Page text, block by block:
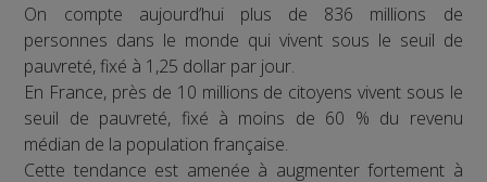
On compte aujourd’hui plus de 836 millions de
personnes dans le monde qui vivent sous le seuil de
pauvreté, fixé à 1,25 dollar par jour.
En France, près de 10 millions de citoyens vivent sous le
seuil de pauvreté, fixé à moins de 60 % du revenu
médian de la population française.
Cette tendance est amenée à augmenter fortement à